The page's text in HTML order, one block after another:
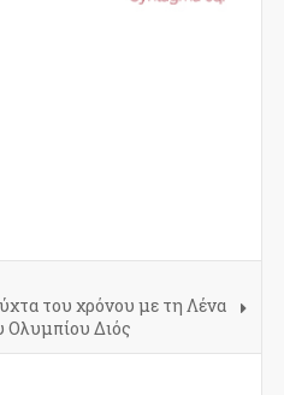
του χρόνου με τη Λένα
Διός